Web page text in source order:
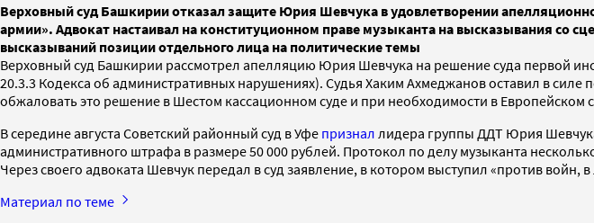
Верховный суд Башкирии отказал защите Юрия Шевчука в удовлетворении
армии». Адвокат настаивал на конституционном праве музыканта на высказывания со
высказываний позиции отдельного лица на политические темы
Верховный суд Башкирии рассмотрел апелляцию Юрия Шевчука на решение суда первой
20.3.3 Кодекса об административных нарушениях). Судья Хаким Ахмеджанов оставил в
обжаловать это решение в Шестом кассационном суде и при необходимости в Европейском
В середине августа Советский районный суд в Уфе признал лидера группы ДДТ Юрия
административного штрафа в размере 50 000 рублей. Протокол по делу музыканта
Через своего адвоката Шевчук передал в суд заявление, в котором выступил «против
Материал по теме